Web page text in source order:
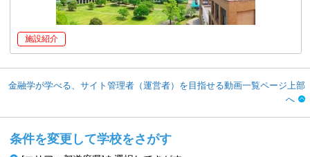
施設紹介
金融学が学べる、サイト管理者（運営者）を目指せる動画一覧ページ上部
へ
条件を変更して学校をさがす